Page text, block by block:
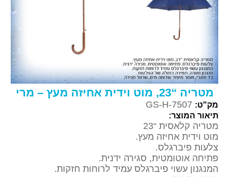
מטריה “23, מוט וידית אחיזה מעץ – מרי
מק"ט: GS-H-7507
תיאור המוצר:
מטריה קלאסית “23
מוט וידית אחיזה מעץ.
צלעות פיברגלס.
פתיחה אוטומטית, סגירה ידנית.
המנגנון עשוי פיברגלס עמיד לרוחות חזקות.